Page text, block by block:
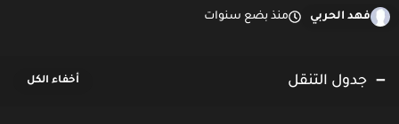
فهد الحربي منذ بضع سنوات
جدول التنقل